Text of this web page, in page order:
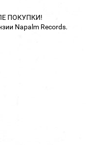
ПОКУПКИ!
Napalm Records.